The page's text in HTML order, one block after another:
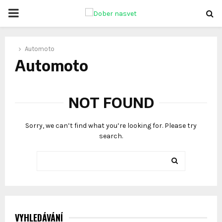
PRIMARY
Automoto
Automoto
NOT FOUND
Sorry, we can’t find what you’re looking for. Please try
search.
VYHLEDÁVÁNÍ